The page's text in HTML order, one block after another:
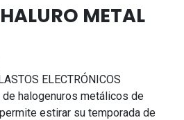
METAL
ELECTRÓNICOS
halogenuros metálicos de
estirar su temporada de